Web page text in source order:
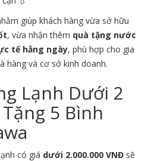
giúp khách hàng vừa sở hữu
, vừa nhận thêm quà tặng nước
tế hằng ngày, phù hợp cho gia
hàng và cơ sở kinh doanh.
Lạnh Dưới 2
5 Bình
có giá dưới 2.000.000 VNĐ sẽ